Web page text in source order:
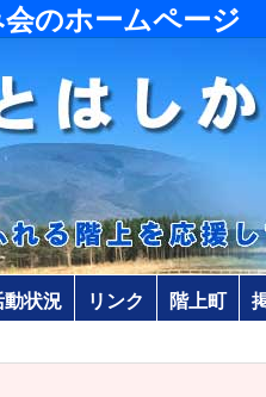
のホームページ
動状況 リンク 階上町